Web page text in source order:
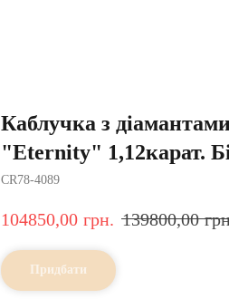
Каблучка з
"Eternity" 1,12карат.
CR78-4089
104850,00 грн. 139800,00
Придбати